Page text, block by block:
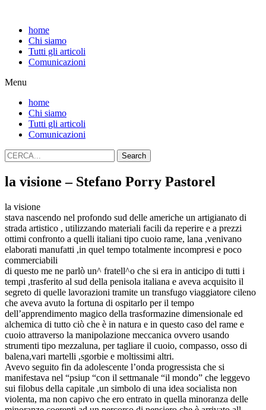
home
Chi siamo
Tutti gli articoli
Comunicazioni
Menu
home
Chi siamo
Tutti gli articoli
Comunicazioni
Search
la visione – Stefano Porry Pastorel
la visione
stava nascendo nel profondo sud delle americhe un artigianato di
strada artistico , utilizzando materiali facili da reperire e a prezzi
ottimi confronto a quelli italiani tipo cuoio rame, lana ,venivano
elaborati manufatti ,in quel tempo totalmente incompresi e poco
commerciabili
di questo me ne parlò un^ fratell^o che si era in anticipo di tutti i
tempi ,trasferito al sud della penisola italiana e aveva acquisito il
segreto di quelle lavorazioni tramite un transfugo viaggiatore cileno
che aveva avuto la fortuna di ospitarlo per il tempo
dell’apprendimento magico della trasformazine dimensionale ed
alchemica di tutto ciò che è in natura e in questo caso del rame e
cuoio attraverso la manipolazione meccanica ovvero usando
strumenti tipo mezzaluna, per tagliare il cuoio, compasso, osso di
balena,vari martelli ,sgorbie e moltissimi altri.
Avevo seguito fin da adolescente l’onda progressista che si
manifestava nel “psiup “con il settmanale “il mondo” che leggevo
sui filobus della capitale ,un simbolo di una idea socialista non
violenta, ma non capivo che ero entrato in quella minoranza delle